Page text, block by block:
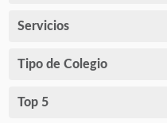
Servicios
Tipo de Colegio
Top 5